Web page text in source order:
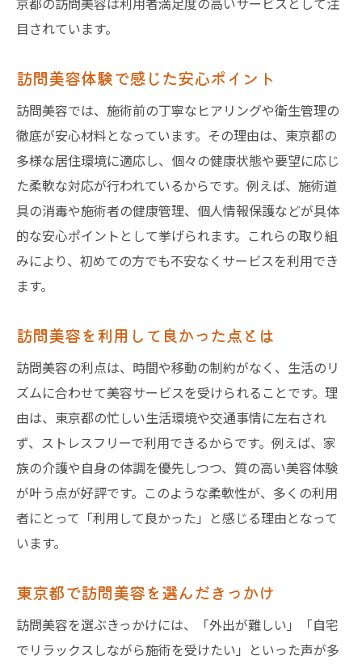
訪問美容の違法性について正しく知ろう
訪問美容に関するよくある法的疑問を解説
高齢者ケアに役立つ訪問美容のリアルな実情
高齢者に選ばれる訪問美容の理由と効果
訪問美容が高齢者ケアに与える安心感
訪問美容で実現する高齢者の快適な生活
訪問美容を通じた高齢者の生活支援体験談
ご家族にも嬉しい訪問美容サービスの魅力
高齢者宅への訪問美容活用事例を紹介
訪問美容で収入を安定させるポイント
独立美容師の訪問美容収入の実情とは
訪問美容の仕事環境と働き方の変化
訪問美容で活かせる独立後の経験と強み
訪問美容が美容師キャリアにもたらす可能
性
訪問美容の助成制度や補助金活用法とは
訪問美容の料金負担を減らす制度とは
東京都で受けられる訪問美容支援情報
助成制度で訪問美容を賢く利用するコツ
目されています。
訪問美容体験で感じた安心ポイント
訪問美容では、施術前の丁寧なヒアリングや衛生管理の
徹底が安心材料となっています。その理由は、東京都の
多様な居住環境に適応し、個々の健康状態や要望に応じ
た柔軟な対応が行われているからです。例えば、施術道
具の消毒や施術者の健康管理、個人情報保護などが具体
的な安心ポイントとして挙げられます。これらの取り組
みにより、初めての方でも不安なくサービスを利用でき
ます。
訪問美容を利用して良かった点とは
訪問美容の利点は、時間や移動の制約がなく、生活のリ
ズムに合わせて美容サービスを受けられることです。理
由は、東京都の忙しい生活環境や交通事情に左右され
ず、ストレスフリーで利用できるからです。例えば、家
族の介護や自身の体調を優先しつつ、質の高い美容体験
が叶う点が好評です。このような柔軟性が、多くの利用
者にとって「利用して良かった」と感じる理由となって
います。
東京都で訪問美容を選んだきっかけ
訪問美容を選ぶきっかけには、「外出が難しい」「自宅
でリラックスしながら施術を受けたい」といった声が多